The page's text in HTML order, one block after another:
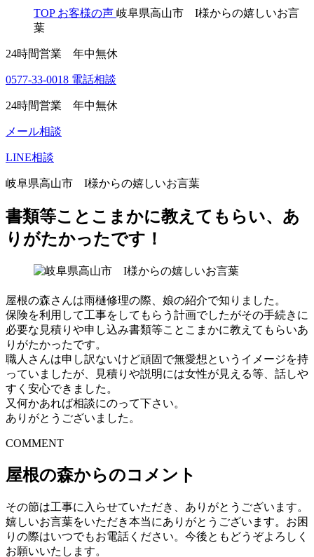
TOP お客様の声 岐阜県高山市 I様からの嬉しいお言
葉
24時間営業 年中無休
0577-33-0018 電話相談
24時間営業 年中無休
メール相談
LINE相談
岐阜県高山市 I様からの嬉しいお言葉
書類等ことこまかに教えてもらい、あ
りがたかったです！
屋根の森さんは雨樋修理の際、娘の紹介で知りました。
保険を利用して工事をしてもらう計画でしたがその手続きに
必要な見積りや申し込み書類等ことこまかに教えてもらいあ
りがたかったです。
職人さんは申し訳ないけど頑固で無愛想というイメージを持
っていましたが、見積りや説明には女性が見える等、話しや
すく安心できました。
又何かあれば相談にのって下さい。
ありがとうございました。
COMMENT
屋根の森からのコメント
その節は工事に入らせていただき、ありがとうございます。
嬉しいお言葉をいただき本当にありがとうございます。お困
りの際はいつでもお電話ください。今後ともどうぞよろしく
お願いいたします。